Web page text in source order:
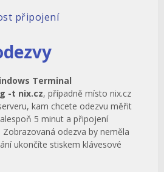
připojení
Terminal
-t nix.cz, případně místo nix.cz
kam chcete odezvu měřit
5 minut a připojení
odezva by neměla
ukončíte stiskem klávesové